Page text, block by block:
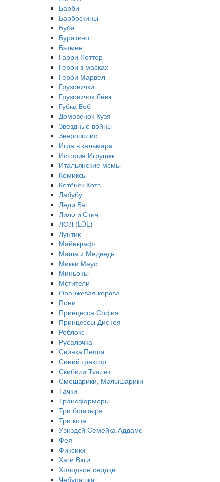
Барби
Барбоскины
Буба
Буратино
Бэтмен
Гарри Поттер
Герои в масках
Герои Марвел
Грузовички
Грузовичок Лёва
Губка Боб
Домовёнок Кузя
Звездные войны
Зверополис
Игра в кальмара
История Игрушек
Итальянские мемы
Комиксы
Котёнок Котэ
Лабубу
Леди Баг
Лило и Стич
ЛОЛ (LOL)
Лунтик
Майнкрафт
Маша и Медведь
Микки Маус
Миньоны
Мстители
Оранжевая корова
Пони
Принцесса София
Принцессы Диснея
Роблокс
Русалочка
Свинка Пеппа
Синий трактор
Скибиди Туалет
Смешарики, Малышарики
Тачки
Трансформеры
Три богатыря
Три кота
Уэнздей Семейка Аддамс
Фея
Фиксики
Хаги Ваги
Холодное сердце
Чебурашка